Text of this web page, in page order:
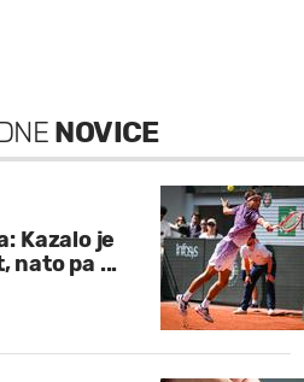
NOVICE
Kazalo je
nato pa ...